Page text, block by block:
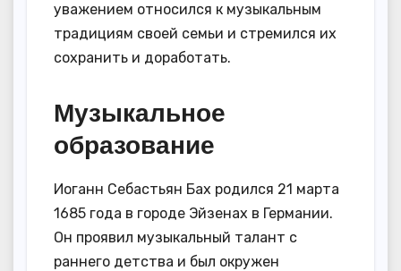
уважением относился к музыкальным
традициям своей семьи и стремился их
сохранить и доработать.
Музыкальное
образование
Иоганн Себастьян Бах родился 21 марта
1685 года в городе Эйзенах в Германии.
Он проявил музыкальный талант с
раннего детства и был окружен